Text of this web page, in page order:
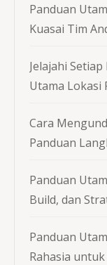
Panduan
Kuasai Tim
Jelajahi
Utama Lokasi
Cara
Panduan
Panduan
Build, dan
Panduan
Rahasia